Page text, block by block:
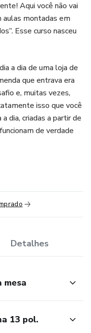
Aqui você não vai
aulas montadas em
Esse curso nasceu
a dia de uma loja de
que entrava era
e, muitas vezes,
isso que você
dia, criadas a partir de
de verdade
que descobri
É conhecimento
uma experiência
personalizados.
Detalhes
mesa
13 pol.